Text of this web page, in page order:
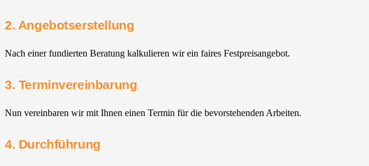
2. Angebotserstellung
Nach einer fundierten Beratung kalkulieren wir ein faires Festpreisangebot.
3. Terminvereinbarung
Nun vereinbaren wir mit Ihnen einen Termin für die bevorstehenden Arbeiten.
4. Durchführung